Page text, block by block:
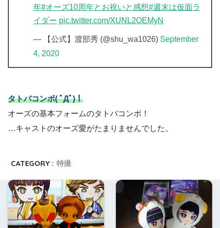
年#オーズ10周年とお祝いと感想#週末は仮面ラ
イダー pic.twitter.com/XUNL2OEMyN
— 【公式】渡部秀 (@shu_wa1026) September
4, 2020
タトバコンボ( ﾟДﾟ)！
オーズの基本フォームのタトバコンボ！
…キャストのオーズ愛がたまりませんでした。
CATEGORY : 特撮